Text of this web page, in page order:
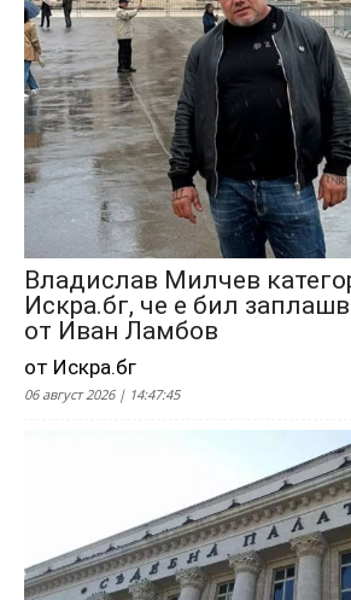
Владислав Милчев
Искра.бг, че е бил
от Иван Ламбов
от Искра.бг
06 август 2026 | 14:47:45